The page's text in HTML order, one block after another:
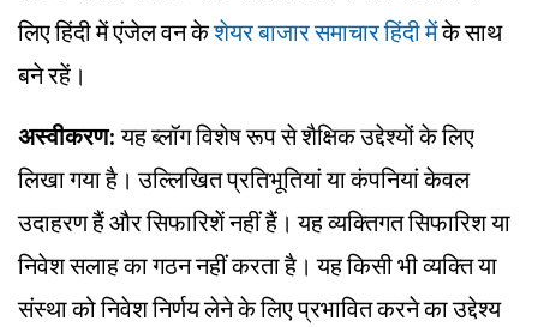
लिए हिंदी में एंजेल वन केशेयर बाजार समाचार हिंदी मेंके साथ
बने रहें।
अस्वीकरण: यह ब्लॉग विशेष रूप से शैक्षिक उद्देश्यों के लिए
लिखा गया है। उल्लिखित प्रतिभूतियां या कंपनियां केवल
उदाहरण हैं और सिफारिशें नहीं हैं। यह व्यक्तिगत सिफारिश या
निवेश सलाह का गठन नहीं करता है। यह किसी भी व्यक्ति या
संस्था को निवेश निर्णय लेने के लिए प्रभावित करने का उद्देश्य